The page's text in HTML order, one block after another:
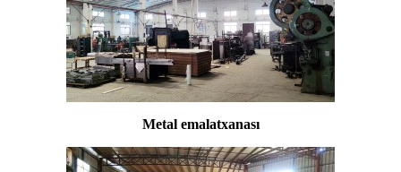
Metal emalatxanası